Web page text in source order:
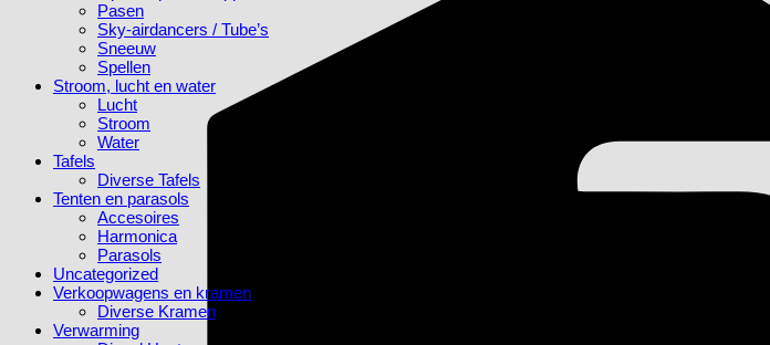
Pasen
Sky-airdancers / Tube’s
Sneeuw
Spellen
Stroom, lucht en water
Lucht
Stroom
Water
Tafels
Diverse Tafels
Tenten en parasols
Accesoires
Harmonica
Parasols
Uncategorized
Verkoopwagens en kramen
Diverse Kramen
Verwarming